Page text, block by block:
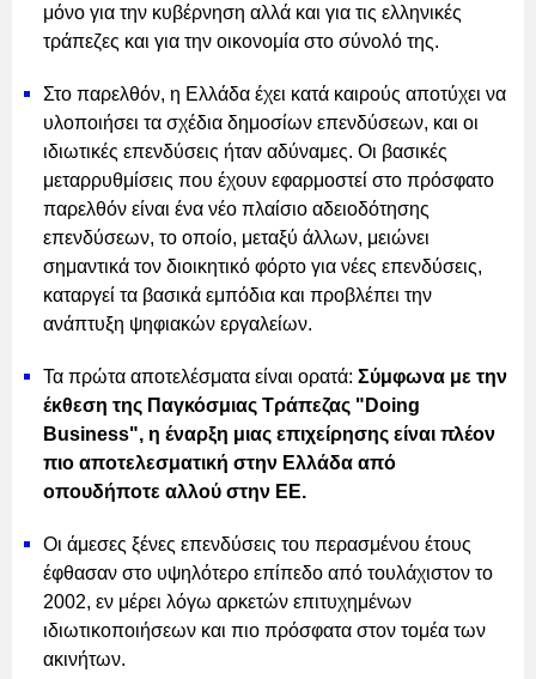
μόνο για την κυβέρνηση αλλά και για τις ελληνικές
τράπεζες και για την οικονομία στο σύνολό της.
Στο παρελθόν, η Ελλάδα έχει κατά καιρούς αποτύχει να
υλοποιήσει τα σχέδια δημοσίων επενδύσεων, και οι
ιδιωτικές επενδύσεις ήταν αδύναμες. Οι βασικές
μεταρρυθμίσεις που έχουν εφαρμοστεί στο πρόσφατο
παρελθόν είναι ένα νέο πλαίσιο αδειοδότησης
επενδύσεων, το οποίο, μεταξύ άλλων, μειώνει
σημαντικά τον διοικητικό φόρτο για νέες επενδύσεις,
καταργεί τα βασικά εμπόδια και προβλέπει την
ανάπτυξη ψηφιακών εργαλείων.
Τα πρώτα αποτελέσματα είναι ορατά: Σύμφωνα με την
έκθεση της Παγκόσμιας Τράπεζας "Doing
Business", η έναρξη μιας επιχείρησης είναι πλέον
πιο αποτελεσματική στην Ελλάδα από
οπουδήποτε αλλού στην ΕΕ.
Οι άμεσες ξένες επενδύσεις του περασμένου έτους
έφθασαν στο υψηλότερο επίπεδο από τουλάχιστον το
2002, εν μέρει λόγω αρκετών επιτυχημένων
ιδιωτικοποιήσεων και πιο πρόσφατα στον τομέα των
ακινήτων.